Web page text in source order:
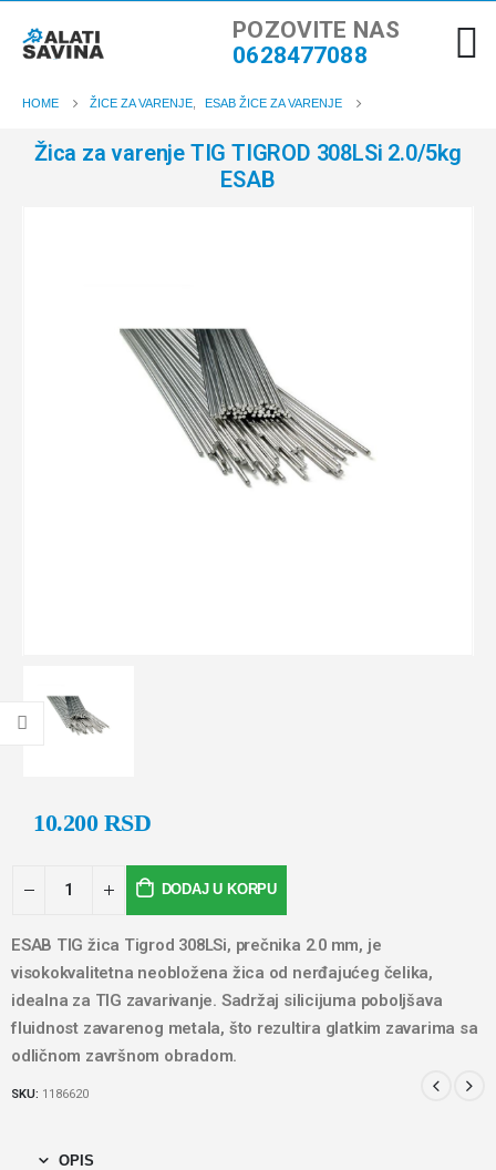
POZOVITE NAS
0628477088
HOME ŽICE ZA VARENJE ESAB ŽICE ZA VARENJE
Žica za varenje TIG TIGROD 308LSi 2.0/5kg
ESAB
10.200 RSD
DODAJ U KORPU
ESAB TIG žica Tigrod 308LSi, prečnika 2.0 mm, je
visokokvalitetna neobložena žica od nerđajućeg čelika,
idealna za TIG zavarivanje. Sadržaj silicijuma poboljšava
fluidnost zavarenog metala, što rezultira glatkim zavarima sa
odličnom završnom obradom.
SKU: 1186620
OPIS